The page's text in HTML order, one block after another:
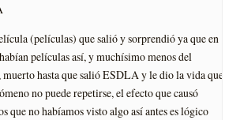
(películas) que salió y sorprendió ya que en
películas así, y muchísimo menos del
muerto hasta que salió ESDLA y le dio la vida que
no puede repetirse, el efecto que causó
que no habíamos visto algo así antes es lógico